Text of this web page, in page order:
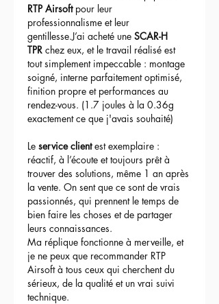
RTP Airsoft pour leur
professionnalisme et leur
gentillesse.J’ai acheté une SCAR-H
TPR chez eux, et le travail réalisé est
tout simplement impeccable : montage
soigné, interne parfaitement optimisé,
finition propre et performances au
rendez-vous. (1.7 joules à la 0.36g
exactement ce que j'avais souhaité)
Le service client est exemplaire :
réactif, à l’écoute et toujours prêt à
trouver des solutions, même 1 an après
la vente. On sent que ce sont de vrais
passionnés, qui prennent le temps de
bien faire les choses et de partager
leurs connaissances.
Ma réplique fonctionne à merveille, et
je ne peux que recommander RTP
Airsoft à tous ceux qui cherchent du
sérieux, de la qualité et un vrai suivi
technique.